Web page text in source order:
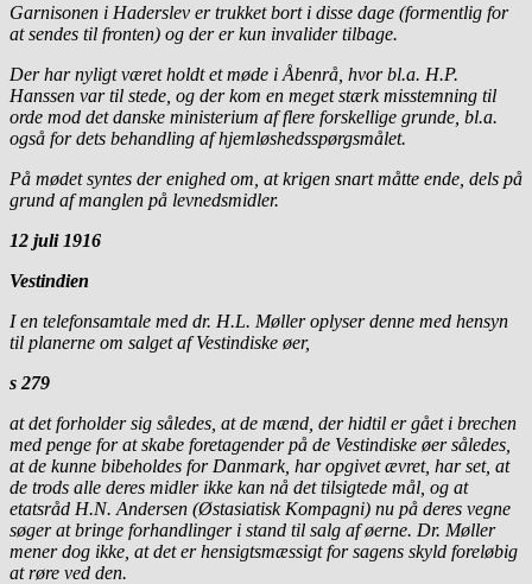
Garnisonen i Haderslev er trukket bort i disse dage (formentlig for
at sendes til fronten) og der er kun invalider tilbage.
Der har nyligt været holdt et møde i Åbenrå, hvor bl.a. H.P.
Hanssen var til stede, og der kom en meget stærk misstemning til
orde mod det danske ministerium af flere forskellige grunde, bl.a.
også for dets behandling af hjemløshedsspørgsmålet.
På mødet syntes der enighed om, at krigen snart måtte ende, dels på
grund af manglen på levnedsmidler.
12 juli 1916
Vestindien
I en telefonsamtale med dr. H.L. Møller oplyser denne med hensyn
til planerne om salget af Vestindiske øer,
s 279
at det forholder sig således, at de mænd, der hidtil er gået i brechen
med penge for at skabe foretagender på de Vestindiske øer således,
at de kunne bibeholdes for Danmark, har opgivet ævret, har set, at
de trods alle deres midler ikke kan nå det tilsigtede mål, og at
etatsråd H.N. Andersen (Østasiatisk Kompagni) nu på deres vegne
søger at bringe forhandlinger i stand til salg af øerne. Dr. Møller
mener dog ikke, at det er hensigtsmæssigt for sagens skyld foreløbig
at røre ved den.